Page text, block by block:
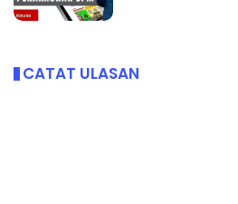
CATAT ULASAN